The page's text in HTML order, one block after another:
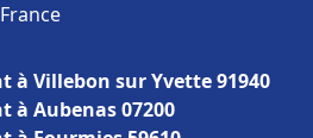
à Villebon sur Yvette 91940
à Aubenas 07200